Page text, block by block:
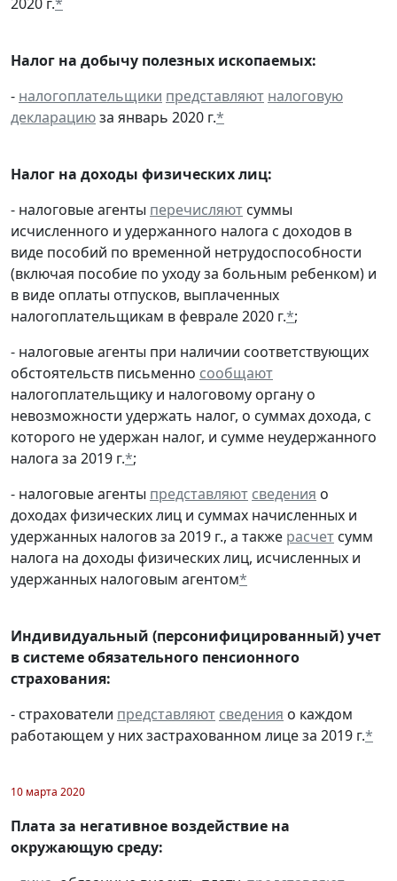
Налог на добычу полезных ископаемых:
- налогоплательщики представляют налоговую
декларациюза январь 2020 г.*
Налог на доходы физических лиц:
- налоговые агенты перечисляют суммы
исчисленного и удержанного налога с доходов в
виде пособий по временной нетрудоспособности
(включая пособие по уходу за больным ребенком) и
в виде оплаты отпусков, выплаченных
налогоплательщикам в феврале 2020 г.*;
- налоговые агенты при наличии соответствующих
обстоятельств письменно сообщают
налогоплательщику и налоговому органу о
невозможности удержать налог, о суммах дохода, с
которого не удержан налог, и сумме неудержанного
налога за 2019 г.*;
- налоговые агенты представляют сведения о
доходах физических лиц и суммах начисленных и
удержанных налогов за 2019 г., а также расчет сумм
налога на доходы физических лиц, исчисленных и
удержанных налоговым агентом*
Индивидуальный (персонифицированный) учет
в системе обязательного пенсионного
страхования:
- страхователи представляют сведения о каждом
работающем у них застрахованном лице за 2019 г.*
10 марта 2020
Плата за негативное воздействие на
окружающую среду: